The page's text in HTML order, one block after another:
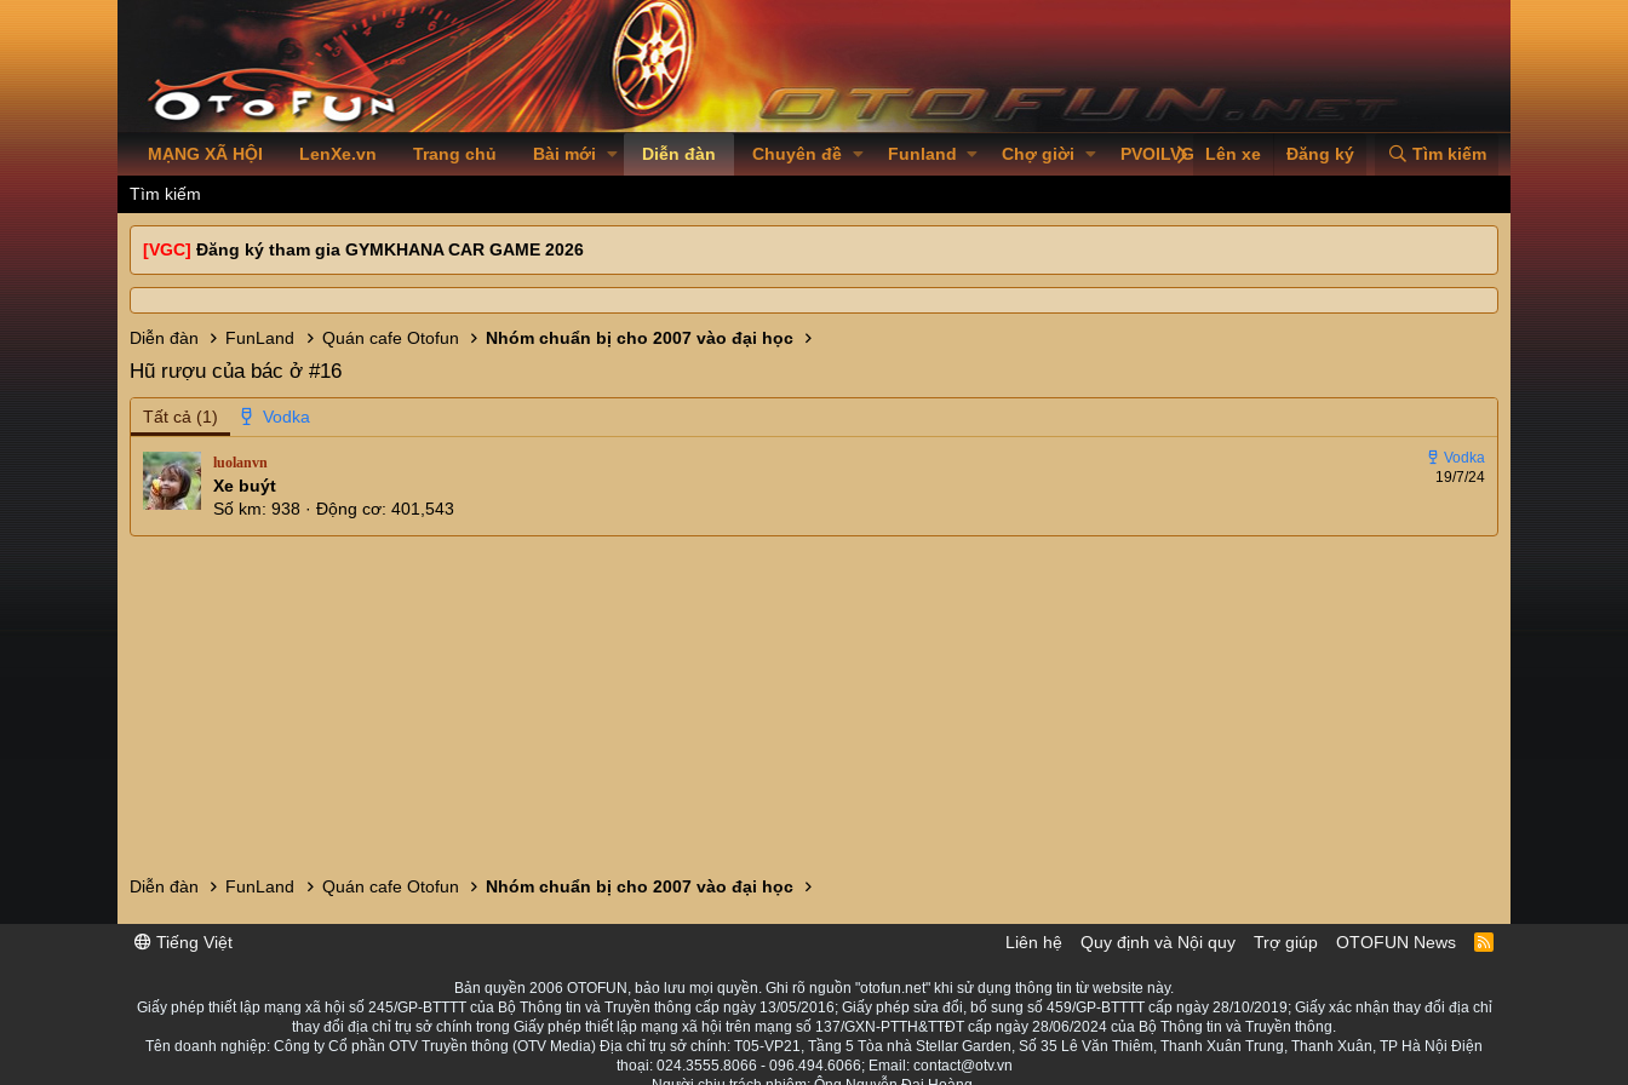
MẠNG XÃ HỘI LenXe.vn Trang chủ Bài mới Diễn đàn Chuyên đề Funland Chợ giời PVOILVGC2026
Lên xe Đăng ký Tìm kiếm
Tìm kiếm
[VGC] Đăng ký tham gia GYMKHANA CAR GAME 2026
Diễn đàn FunLand Quán cafe Otofun Nhóm chuẩn bị cho 2007 vào đại học
Hũ rượu của bác ở #16
Tất cả (1)
19/7/24
luolanvn
Xe buýt
Số km 938 Động cơ 401,543
Diễn đàn FunLand Quán cafe Otofun Nhóm chuẩn bị cho 2007 vào đại học
Tiếng Việt Liên hệ Quy định và Nội quy Trợ giúp OTOFUN News
R
Bản quyền 2006 OTOFUN, bảo lưu mọi quyền. Ghi rõ nguồn "otofun.net" khi sử dụng thông tin từ website này.
Giấy phép thiết lập mạng xã hội số 245/GP-BTTTT của Bộ Thông tin và Truyền thông cấp ngày 13/05/2016; Giấy phép sửa đổi, bổ sung số 459/GP-BTTTT cấp ngày 28/10/2019; Giấy xác nhận thay đổi địa chỉ
thay đổi địa chỉ trụ sở chính trong Giấy phép thiết lập mạng xã hội trên mạng số 137/GXN-PTTH&TTĐT cấp ngày 28/06/2024 của Bộ Thông tin và Truyền thông.
Tên doanh nghiệp: Công ty Cổ phần OTV Truyền thông (OTV Media) Địa chỉ trụ sở chính: T05-VP21, Tầng 5 Tòa nhà Stellar Garden, Số 35 Lê Văn Thiêm, Thanh Xuân Trung, Thanh Xuân, TP Hà Nội Điện
thoại: 024.3555.8066 - 096.494.6066; Email: contact@otv.vn